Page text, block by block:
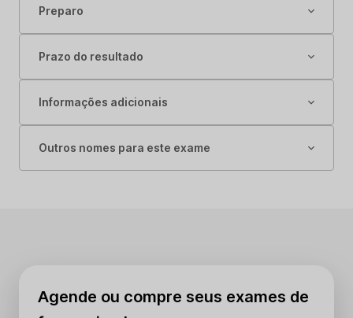
Preparo
Prazo do resultado
Informações adicionais
Outros nomes para este exame
Agende ou compre seus exames de